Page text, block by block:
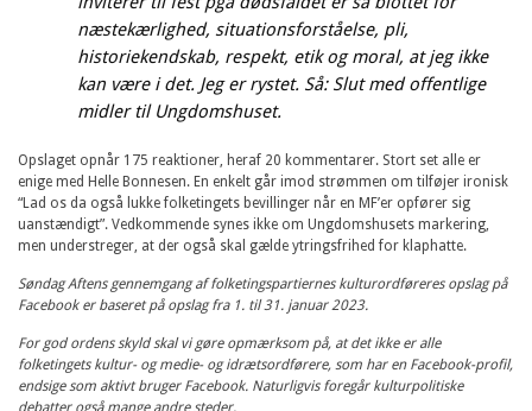
næstekærlighed, situationsforståelse, pli,
historiekendskab, respekt, etik og moral, at jeg ikke
kan være i det. Jeg er rystet. Så: Slut med offentlige
midler til Ungdomshuset.
Opslaget opnår 175 reaktioner, heraf 20 kommentarer. Stort set alle er
enige med Helle Bonnesen. En enkelt går imod strømmen om tilføjer ironisk
“Lad os da også lukke folketingets bevillinger når en MF’er opfører sig
uanstændigt”. Vedkommende synes ikke om Ungdomshusets markering,
men understreger, at der også skal gælde ytringsfrihed for klaphatte.
Søndag Aftens gennemgang af folketingspartiernes kulturordføreres opslag på
Facebook er baseret på opslag fra 1. til 31. januar 2023.
For god ordens skyld skal vi gøre opmærksom på, at det ikke er alle
folketingets kultur- og medie- og idrætsordførere, som har en Facebook-profil,
endsige som aktivt bruger Facebook. Naturligvis foregår kulturpolitiske
debatter også mange andre steder.